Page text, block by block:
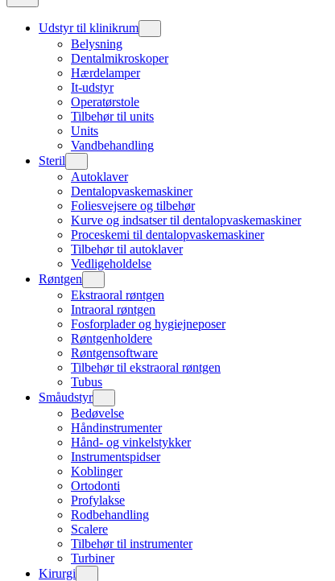
Udstyr til klinikrum
Belysning
Dentalmikroskoper
Hærdelamper
It-udstyr
Operatørstole
Tilbehør til units
Units
Vandbehandling
Steril
Autoklaver
Dentalopvaskemaskiner
Foliesvejsere og tilbehør
Kurve og indsatser til dentalopvaskemaskiner
Proceskemi til dentalopvaskemaskiner
Tilbehør til autoklaver
Vedligeholdelse
Røntgen
Ekstraoral røntgen
Intraoral røntgen
Fosforplader og hygiejneposer
Røntgenholdere
Røntgensoftware
Tilbehør til ekstraoral røntgen
Tubus
Småudstyr
Bedøvelse
Håndinstrumenter
Hånd- og vinkelstykker
Instrumentspidser
Koblinger
Ortodonti
Profylakse
Rodbehandling
Scalere
Tilbehør til instrumenter
Turbiner
Kirurgi